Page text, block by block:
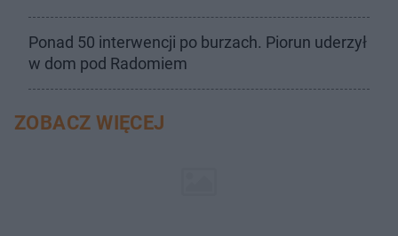
Ponad 50 interwencji po burzach. Piorun uderzył
w dom pod Radomiem
ZOBACZ WIĘCEJ